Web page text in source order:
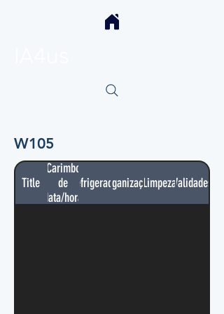
W105
Title
Carimbo
de
data/hora
RefrigeradorOrganizaçãoLimpezaValidades